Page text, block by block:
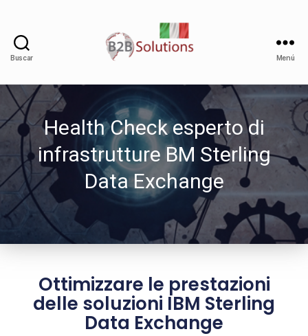
Buscar Menú
Health Check esperto di
infrastrutture BM Sterling
Data Exchange
Ottimizzare le prestazioni
delle soluzioni IBM Sterling
Data Exchange